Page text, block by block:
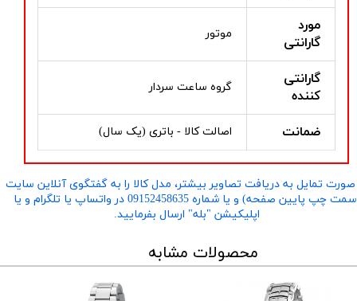
مورد
گارانتی
موتور
گارانتی
کننده
گروه ساعت سردار
ضمانت اصالت کالا - باتری (یک سال)
تمایل به دریافت تصاویر بیشتر، مدل کالا را به گفتگوی آنلاین سایت
​​​​​​​(سمت چپ پایین صفحه) و یا شماره 09152458635 در واتساپ یا تلگرام و یا
اپلیکیشن "بله" ارسال بفرمایید.
محصولات مشابه